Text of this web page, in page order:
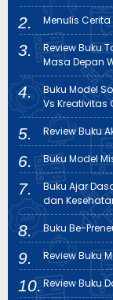
Menulis
Review Buku
Masa Depan
Buku Model
Vs Kreativitas
Review Buku
Buku Model
Buku Ajar
dan
Buku Be-
Review Buku
Review Buku